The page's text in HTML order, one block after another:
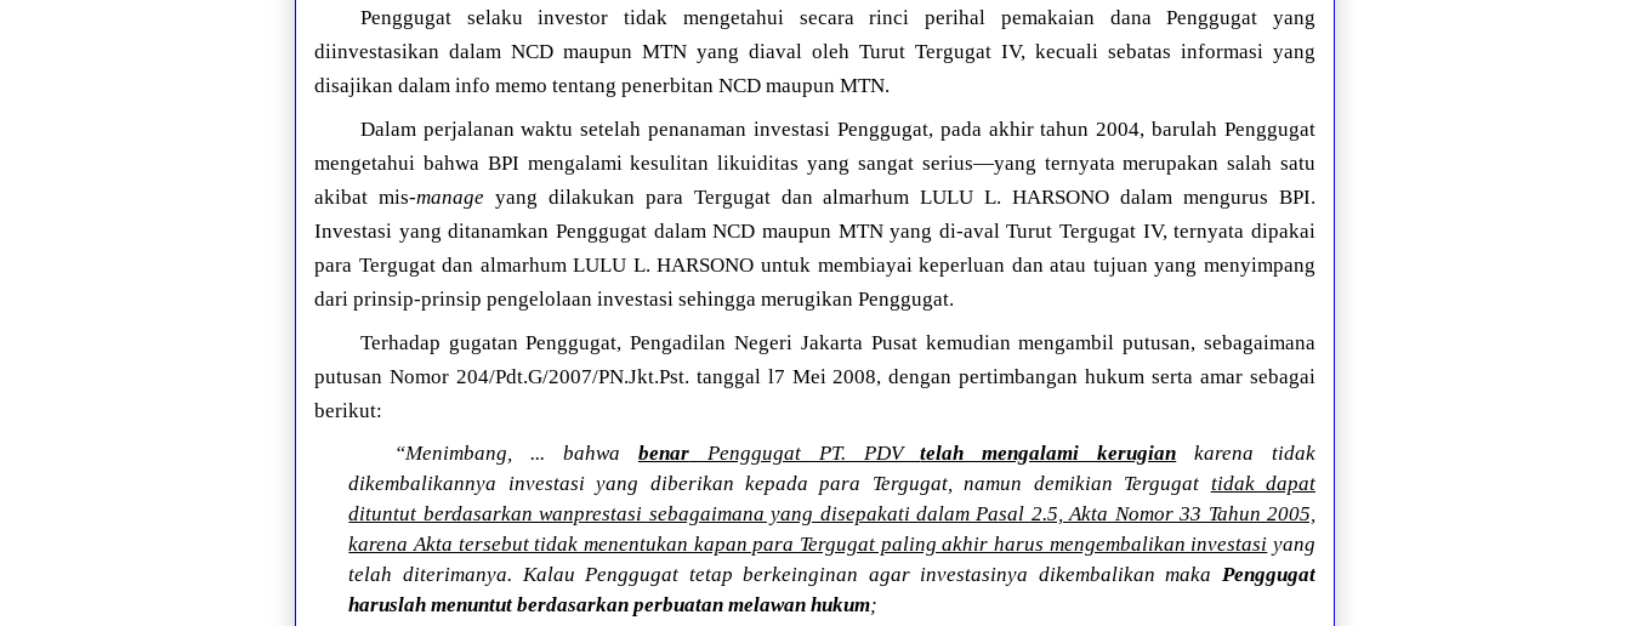
Penggugat selaku investor tidak mengetahui secara rinci perihal pemakaian dana Penggugat yang
diinvestasikan dalam NCD maupun MTN yang diaval oleh Turut Tergugat IV, kecuali sebatas informasi yang
disajikan dalam info memo tentang penerbitan NCD maupun MTN.
Dalam perjalanan waktu setelah penanaman investasi Penggugat, pada akhir tahun 2004, barulah Penggugat
mengetahui bahwa BPI mengalami kesulitan likuiditas yang sangat serius—yang ternyata merupakan salah satu
akibat mis-manageyang dilakukan para Tergugat dan almarhum LULU L. HARSONO dalam mengurus BPI.
Investasi yang ditanamkan Penggugat dalam NCD maupun MTN yang di-aval Turut Tergugat IV, ternyata dipakai
para Tergugat dan almarhum LULU L. HARSONO untuk membiayai keperluan dan atau tujuan yang menyimpang
dari prinsip-prinsip pengelolaan investasi sehingga merugikan Penggugat.
Terhadap gugatan Penggugat, Pengadilan Negeri Jakarta Pusat kemudian mengambil putusan, sebagaimana
putusan Nomor 204/Pdt.G/2007/PN.Jkt.Pst. tanggal l7 Mei 2008, dengan pertimbangan hukum serta amar sebagai
berikut:
“Menimbang, ... bahwa benarPenggugat PT. PDVtelah mengalami kerugian karena tidak
dikembalikannya investasi yang diberikan kepada para Tergugat, namun demikian Tergugat tidak dapat
dituntut berdasarkan wanprestasi sebagaimana yang disepakati dalam Pasal 2.5, Akta Nomor 33 Tahun 2005,
karena Akta tersebut tidak menentukan kapan para Tergugat paling akhir harus mengembalikan investasi yang
telah diterimanya. Kalau Penggugat tetap berkeinginan agar investasinya dikembalikan maka Penggugat
haruslah menuntut berdasarkan perbuatan melawan hukum;